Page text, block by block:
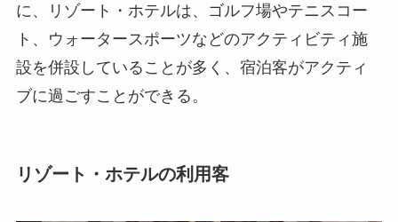
に、リゾート・ホテルは、ゴルフ場やテニスコー
ト、ウォータースポーツなどのアクティビティ施
設を併設していることが多く、宿泊客がアクティ
ブに過ごすことができる。
リゾート・ホテルの利用客